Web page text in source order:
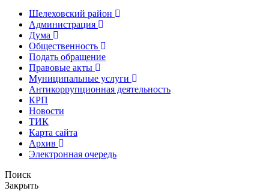
Шелеховский район
Администрация
Дума
Общественность
Подать обращение
Правовые акты
Муниципальные услуги
Антикоррупционная деятельность
КРП
Новости
ТИК
Карта сайта
Архив
Электронная очередь
Поиск
Закрыть